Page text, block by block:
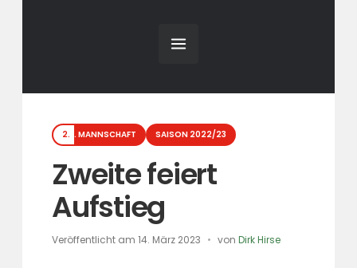
Kategorien
2. MANNSCHAFT SAISON 2022/23
Zweite feiert
Aufstieg
Veröffentlicht am14. März 2023 vonDirk Hirse